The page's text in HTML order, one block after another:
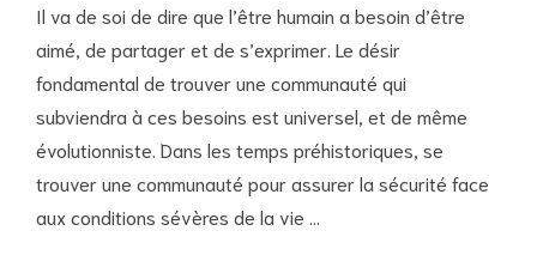
Il va de soi de dire que l’être humain a besoin d’être
aimé, de partager et de s’exprimer. Le désir
fondamental de trouver une communauté qui
subviendra à ces besoins est universel, et de même
évolutionniste. Dans les temps préhistoriques, se
trouver une communauté pour assurer la sécurité face
aux conditions sévères de la vie …